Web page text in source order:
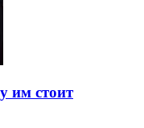
им стоит